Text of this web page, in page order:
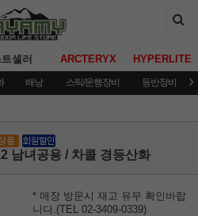
셀러 ARCTERYX HYPERLITE
배낭 스틱/운행장비 등반장비
남녀공용 / 차콜 경등산화
* 매장 방문시 재고 유무 확인바랍
니다.(TEL 02-3409-0339)